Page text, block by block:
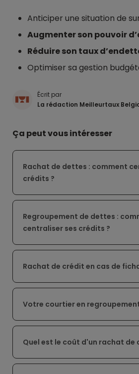
Anticiper une situation de
Augmenter son pouvoir
Réduire son taux
Optimiser sa gestion
Écrit par
La rédaction Meilleurtaux
Ça peut vous intéresser
Rachat de dettes : comment
crédits ?
Regroupement de dettes :
centraliser ses crédits ?
Rachat de crédit en cas de
Votre courtier en
Quel est le coût d'un rachat de